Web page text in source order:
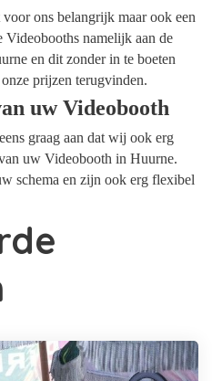
ons belangrijk maar ook een
Videobooths namelijk aan de
en dit zonder in te boeten
prijzen terugvinden.
uw Videobooth
graag aan dat wij ook erg
uw Videobooth in Huurne.
schema en zijn ook erg flexibel